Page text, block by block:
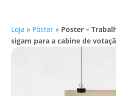
Loja » Pôster » Poster –
sigam para a cabine de